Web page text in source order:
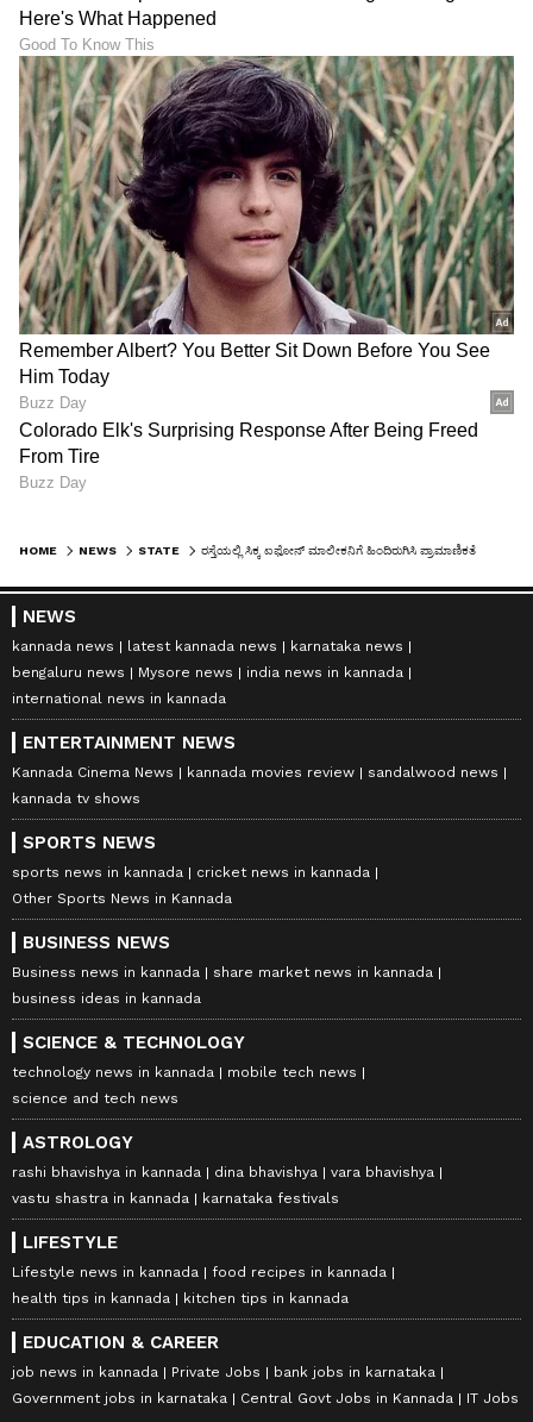
HOME NEWS STATE
NEWS
kannada news latest kannada news
karnataka news
bengaluru news
Mysore news
india news in kannada
international news in kannada
ENTERTAINMENT NEWS
Kannada Cinema News kannada movies review
sandalwood news
kannada tv shows
SPORTS NEWS
sports news in kannada
cricket news in kannada
Other Sports News in Kannada
BUSINESS NEWS
Business news in kannada
share market news in kannada
business ideas in kannada
SCIENCE & TECHNOLOGY
technology news in kannada
mobile tech news
science and tech news
ASTROLOGY
rashi bhavishya in kannada dina bhavishya
vara bhavishya
vastu shastra in kannada
karnataka festivals
LIFESTYLE
Lifestyle news in kannada
food recipes in kannada
health tips in kannada
kitchen tips in kannada
EDUCATION & CAREER
job news in kannada Private Jobs
bank jobs in karnataka
Government jobs in karnataka
Central Govt Jobs in Kannada IT Jobs